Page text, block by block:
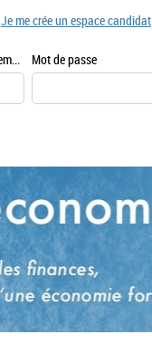
Identifiant (email, de type exemple@exemple.fr) Mot de passe
Je me crée un espace candidat